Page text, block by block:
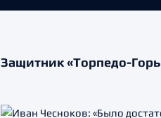
Защитник «Торпедо-